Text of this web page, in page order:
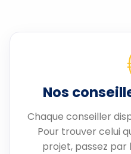
Nos
Chaque conseiller
Pour trouver celui
projet, passez par